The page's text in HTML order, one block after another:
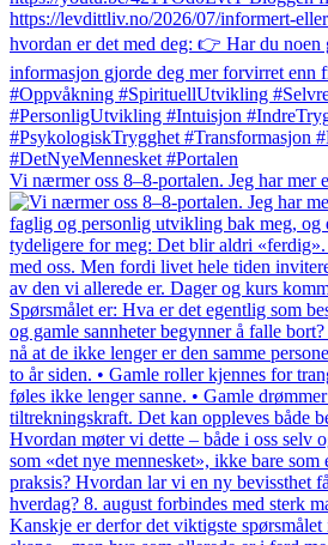
Vi nærmer oss 8–8-portalen. Jeg har mer